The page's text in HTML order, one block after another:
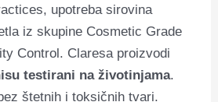
upotreba sirovina
iz skupine Cosmetic Grade
Control. Claresa proizvodi
testirani na životinjama.
štetnih i toksičnih tvari.